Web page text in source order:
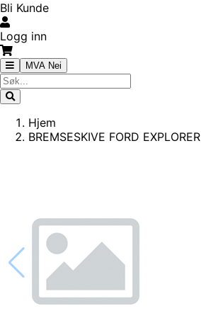
Bli Kunde
Logg inn
MVA Nei
Hjem
BREMSESKIVE FORD EXPLORER